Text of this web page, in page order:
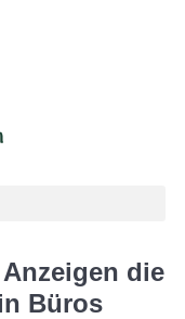
die
Büros